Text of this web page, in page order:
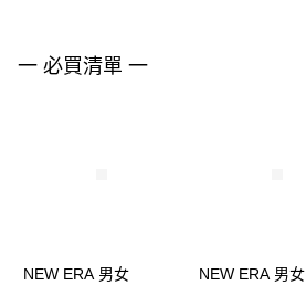
一 必買清單 一
NEW ERA 男女
NEW ERA 男女